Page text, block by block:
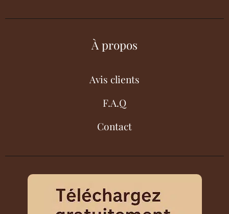
À propos
Avis clients
F.A.Q
Contact